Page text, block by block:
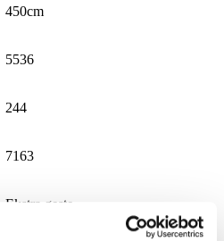
450cm
5536
244
7163
Ekstra gęste